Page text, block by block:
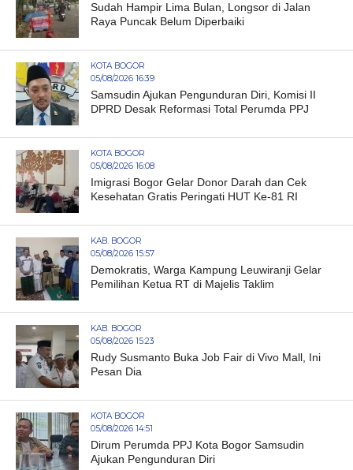
Sudah Hampir Lima Bulan, Longsor di Jalan
Raya Puncak Belum Diperbaiki
KOTA BOGOR
05/08/2026 16:39
Samsudin Ajukan Pengunduran Diri, Komisi II
DPRD Desak Reformasi Total Perumda PPJ
KOTA BOGOR
05/08/2026 16:08
Imigrasi Bogor Gelar Donor Darah dan Cek
Kesehatan Gratis Peringati HUT Ke-81 RI
KAB. BOGOR
05/08/2026 15:57
Demokratis, Warga Kampung Leuwiranji Gelar
Pemilihan Ketua RT di Majelis Taklim
KAB. BOGOR
05/08/2026 15:23
Rudy Susmanto Buka Job Fair di Vivo Mall, Ini
Pesan Dia
KOTA BOGOR
05/08/2026 14:51
Dirum Perumda PPJ Kota Bogor Samsudin
Ajukan Pengunduran Diri